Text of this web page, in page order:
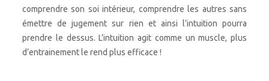
comprendre son soi intérieur, comprendre les autres sans
émettre de jugement sur rien et ainsi l’intuition pourra
prendre le dessus. L’intuition agit comme un muscle, plus
d’entrainement le rend plus efficace !